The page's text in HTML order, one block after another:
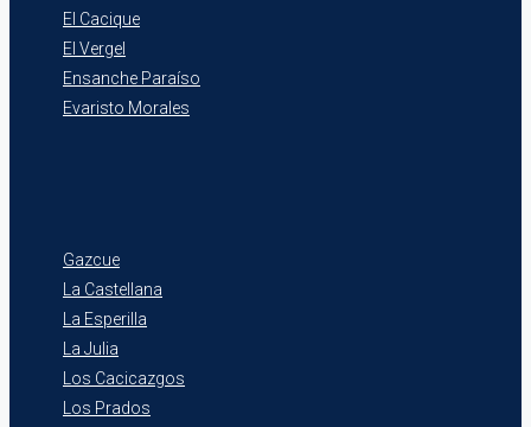
El Cacique
El Vergel
Ensanche Paraíso
Evaristo Morales
Gazcue
La Castellana
La Esperilla
La Julia
Los Cacicazgos
Los Prados